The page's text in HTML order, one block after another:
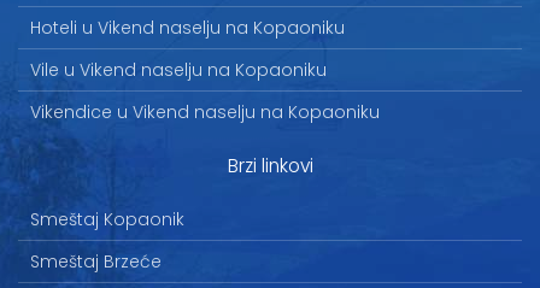
Hoteli u Vikend naselju na Kopaoniku
Vile u Vikend naselju na Kopaoniku
Vikendice u Vikend naselju na Kopaoniku
Brzi linkovi
Smeštaj Kopaonik
Smeštaj Brzeće